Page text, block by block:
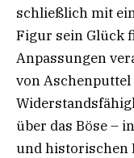
schließlich mit
Figur sein Glück
Anpassungen
von
über das Böse –
und historischen